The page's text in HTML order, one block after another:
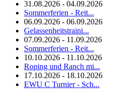
31.08.2026 - 04.09.2026
Sommerferien - Reit...
06.09.2026 - 06.09.2026
Gelassenheitstraini...
07.09.2026 - 11.09.2026
Sommerferien - Reit...
10.10.2026 - 11.10.2026
Roping und Ranch mi...
17.10.2026 - 18.10.2026
EWU C Turnier - Sch...